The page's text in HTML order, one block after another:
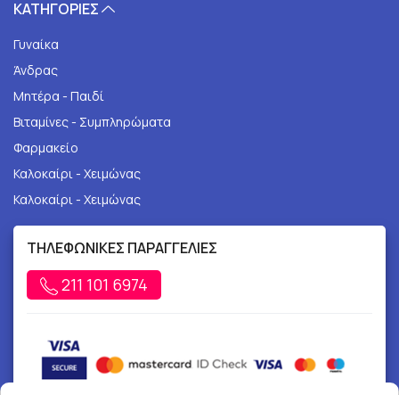
ΚΑΤΗΓΟΡΙΕΣ
Γυναίκα
Άνδρας
Μητέρα - Παιδί
Βιταμίνες - Συμπληρώματα
Φαρμακείο
Καλοκαίρι - Χειμώνας
Καλοκαίρι - Χειμώνας
ΤΗΛΕΦΩΝΙΚΕΣ ΠΑΡΑΓΓΕΛΙΕΣ
211 101 6974